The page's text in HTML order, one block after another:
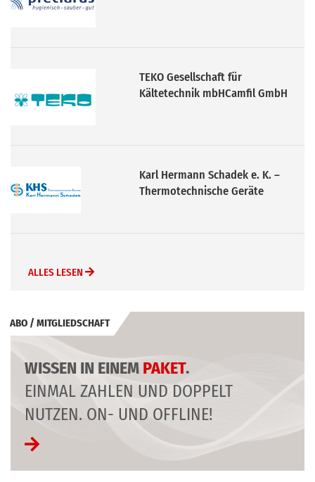
Karl Hermann Schadek e. K. –
MTA Deutschland GmbH
ALLES LESEN
ABO / MITGLIEDSCHAFT
WISSEN IN EINEM PAKET.
EINMAL ZAHLEN UND DOPPELT
NUTZEN. ON- UND OFFLINE!